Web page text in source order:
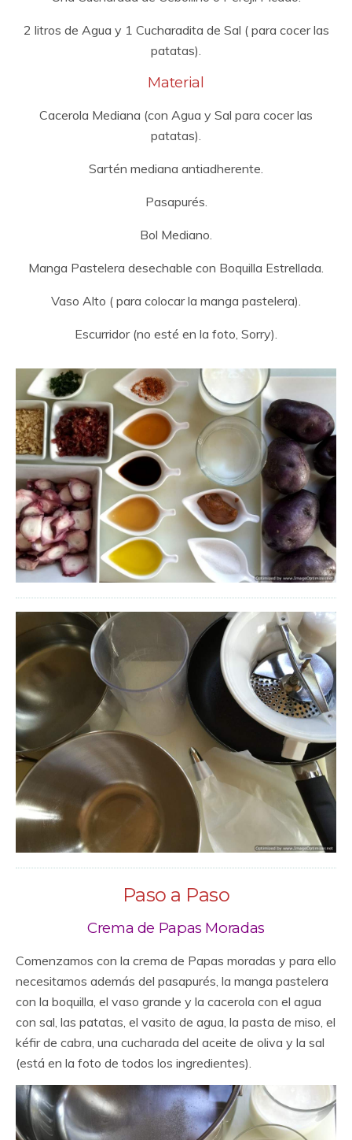
2 litros de Agua y 1 Cucharadita de Sal ( para cocer las
patatas).
Material
Cacerola Mediana (con Agua y Sal para cocer las
patatas).
Sartén mediana antiadherente.
Pasapurés.
Bol Mediano.
Manga Pastelera desechable con Boquilla Estrellada.
Vaso Alto ( para colocar la manga pastelera).
Escurridor (no esté en la foto, Sorry).
Paso a Paso
Crema de Papas Moradas
Comenzamos con la crema de Papas moradas y para ello
necesitamos además del pasapurés, la manga pastelera
con la boquilla, el vaso grande y la cacerola con el agua
con sal, las patatas, el vasito de agua, la pasta de miso, el
kéfir de cabra, una cucharada del aceite de oliva y la sal
(está en la foto de todos los ingredientes).